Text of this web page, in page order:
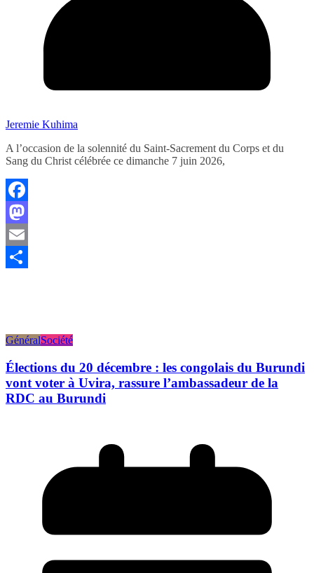
Jeremie Kuhima
A l’occasion de la solennité du Saint-Sacrement du Corps et du
Sang du Christ célébrée ce dimanche 7 juin 2026,
Facebook
Mastodon
Email
GénéralSociété
Élections du 20 décembre : les congolais du Burundi
vont voter à Uvira, rassure l’ambassadeur de la
RDC au Burundi